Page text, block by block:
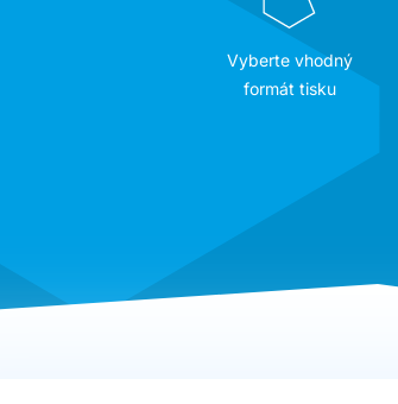
Vyberte vhodný
formát tisku